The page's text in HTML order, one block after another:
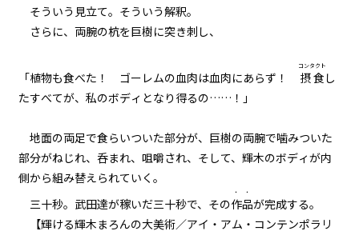
一章
ギルド委員会（４）
一章
ギルド委員会（５）
一章
ギルド委員会（６）
一章
ギルド委員会（７）
そういう見立て。そういう解釈。
さらに、両腕の杭を巨樹に突き刺し、
「植物も食べた！ ゴーレムの血肉は血肉にあらず！ 摂食
コンタクト
し
たすべてが、私のボディとなり得るの……！」
地面の両足で食らいついた部分が、巨樹の両腕で噛みついた
部分がねじれ、呑まれ、咀嚼され、そして、輝木のボディが内
側から組み替えられていく。
三十秒。武田達が稼いだ三十秒で、その作品
・・
が完成する。
【輝ける輝木まろんの大美術／アイ・アム・コンテンポラリ